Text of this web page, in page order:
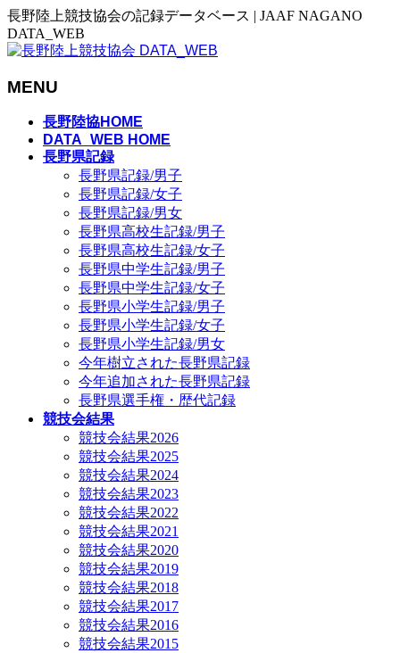
長野陸上競技協会の記録データベース | JAAF NAGANO
DATA_WEB
MENU
長野陸協HOME
DATA_WEB HOME
長野県記録
長野県記録/男子
長野県記録/女子
長野県記録/男女
長野県高校生記録/男子
長野県高校生記録/女子
長野県中学生記録/男子
長野県中学生記録/女子
長野県小学生記録/男子
長野県小学生記録/女子
長野県小学生記録/男女
今年樹立された長野県記録
今年追加された長野県記録
長野県選手権・歴代記録
競技会結果
競技会結果2026
競技会結果2025
競技会結果2024
競技会結果2023
競技会結果2022
競技会結果2021
競技会結果2020
競技会結果2019
競技会結果2018
競技会結果2017
競技会結果2016
競技会結果2015